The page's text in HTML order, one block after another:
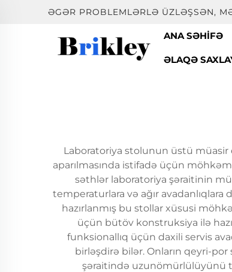
ƏGƏR PROBLEMLƏRLƏ ÜZLƏŞSƏN,
ANA SƏHIFƏ
ƏLAQƏ
Laboratoriya stolunun üstü
aparılmasında istifadə üçün
səthlər laboratoriya şəraitinin
temperaturlara və ağır
hazırlanmış bu stollar xüsusi
üçün bütöv konstruksiya ilə
funksionallıq üçün daxili servis
birləşdirə bilər. Onların qeyri-
şəraitində uzunömürlülüyünü